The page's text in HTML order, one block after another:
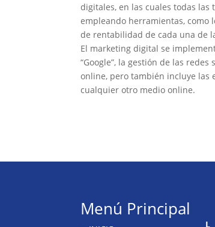
digitales, en las cuales todas
empleando herramientas, como
de rentabilidad de cada una de
El marketing digital se
“Google”, la gestión de las
online, pero también incluye las
cualquier otro medio online.
Menú Principal
L